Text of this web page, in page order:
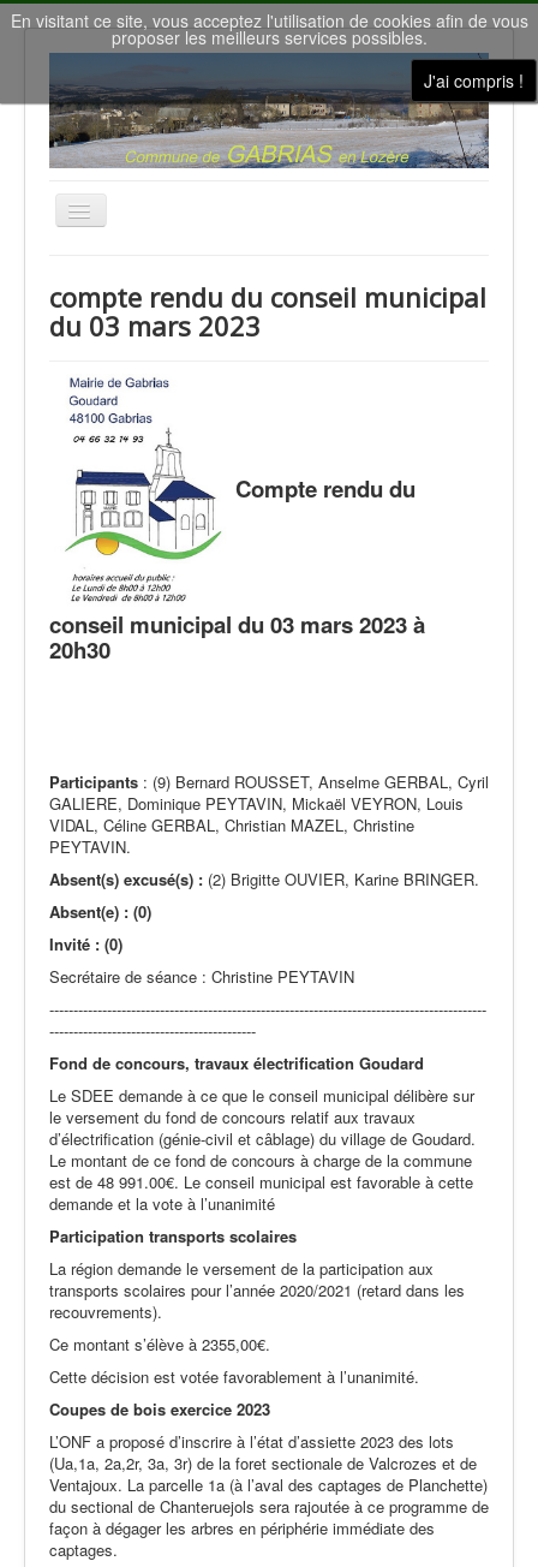
En visitant ce site, vous acceptez l'utilisation de cookies afin de vous
proposer les meilleurs services possibles.
J'ai compris !
Basculer
la
Nous contacter
Gîtes de vacances
la Salle des Fêtes
Météo à Gabrias
Nos villages
Actualités
compte rendu du conseil municipal
du 03 mars 2023
Compte rendu du
conseil municipal du 03 mars 2023 à
20h30
Participants : (9) Bernard ROUSSET, Anselme GERBAL, Cyril
GALIERE, Dominique PEYTAVIN, Mickaël VEYRON, Louis
VIDAL, Céline GERBAL, Christian MAZEL, Christine
PEYTAVIN.
Absent(s) excusé(s) : (2) Brigitte OUVIER, Karine BRINGER.
Absent(e) : (0)
Invité : (0)
Secrétaire de séance : Christine PEYTAVIN
-------------------------------------------------------------------------------------------
-------------------------------------------
Fond de concours, travaux électrification Goudard
Le SDEE demande à ce que le conseil municipal délibère sur
le versement du fond de concours relatif aux travaux
d’électrification (génie-civil et câblage) du village de Goudard.
Le montant de ce fond de concours à charge de la commune
est de 48 991.00€. Le conseil municipal est favorable à cette
demande et la vote à l’unanimité
Participation transports scolaires
La région demande le versement de la participation aux
transports scolaires pour l’année 2020/2021 (retard dans les
recouvrements).
Ce montant s’élève à 2355,00€.
Cette décision est votée favorablement à l’unanimité.
Coupes de bois exercice 2023
L’ONF a proposé d’inscrire à l’état d’assiette 2023 des lots
(Ua,1a, 2a,2r, 3a, 3r) de la foret sectionale de Valcrozes et de
Ventajoux. La parcelle 1a (à l’aval des captages de Planchette)
du sectional de Chanteruejols sera rajoutée à ce programme de
façon à dégager les arbres en périphérie immédiate des
captages.